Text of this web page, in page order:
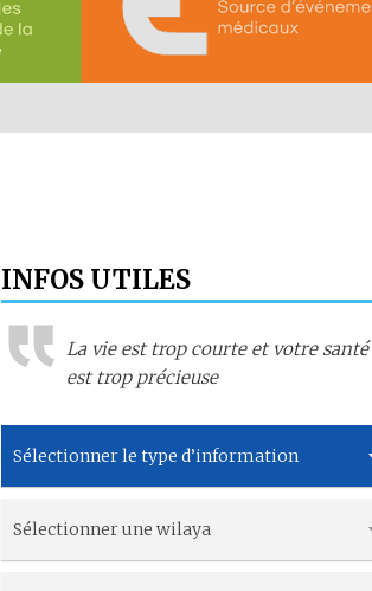
INFOS UTILES
La vie est trop courte et votre santé
est trop précieuse
Sélectionner le type d’information
Sélectionner une wilaya